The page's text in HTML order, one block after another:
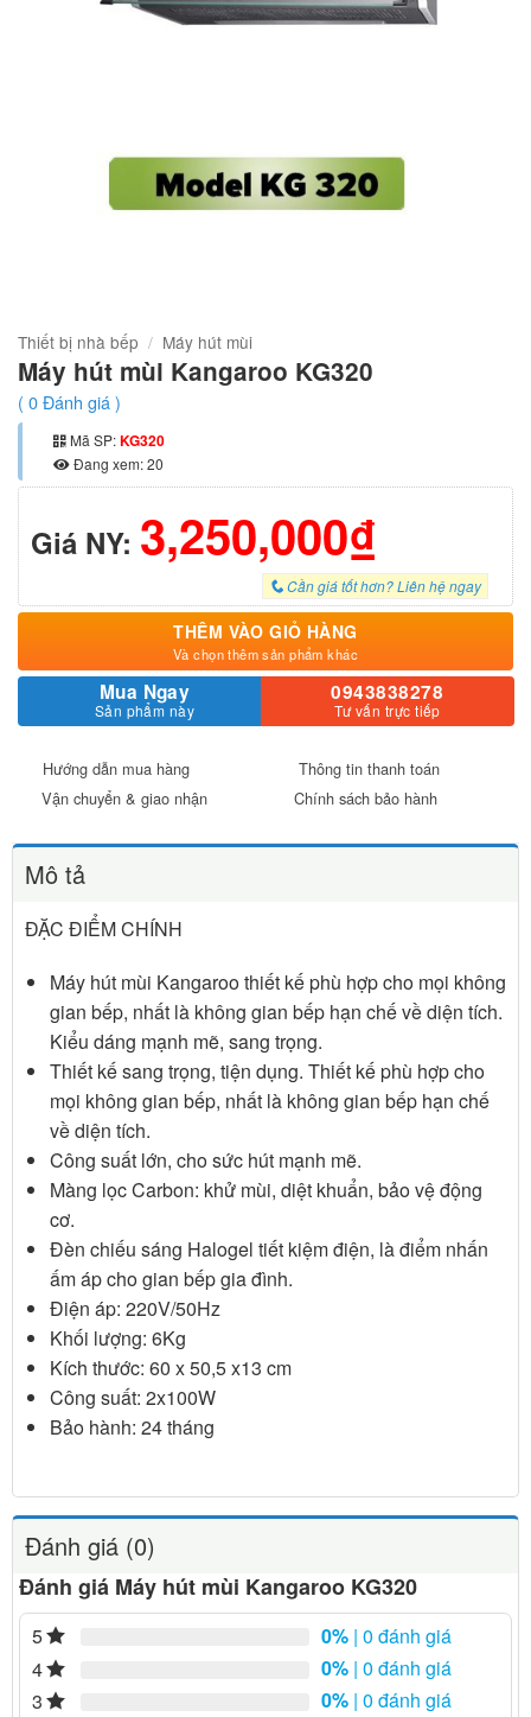
Thiết bị nhà bếp / Máy hút mùi
Máy hút mùi Kangaroo KG320
( 0Đánh giá )
Mã SP:KG320
Đang xem: 20
Giá NY: 3,250,000₫
Cần giá tốt hơn? Liên hệ ngay
THÊM VÀO GIỎ HÀNG
Và chọn thêm sản phẩm khác
Mua Ngay
Sản phẩm này
0943838278
Tư vấn trực tiếp
Hướng dẫn mua hàng
Thông tin thanh toán
Vận chuyển & giao nhận
Chính sách bảo hành
Mô tả
ĐẶC ĐIỂM CHÍNH
Máy hút mùi Kangaroo thiết kế phù hợp cho mọi không
gian bếp, nhất là không gian bếp hạn chế về diện tích.
Kiểu dáng mạnh mẽ, sang trọng.
Thiết kế sang trọng, tiện dụng. Thiết kế phù hợp cho
mọi không gian bếp, nhất là không gian bếp hạn chế
về diện tích.
Công suất lớn, cho sức hút mạnh mẽ.
Màng lọc Carbon: khử mùi, diệt khuẩn, bảo vệ động
cơ.
Đèn chiếu sáng Halogel tiết kiệm điện, là điểm nhấn
ấm áp cho gian bếp gia đình.
Điện áp: 220V/50Hz
Khối lượng: 6Kg
Kích thước: 60 x 50,5 x13 cm
Công suất: 2x100W
Bảo hành: 24 tháng
Đánh giá (0)
Đánh giá Máy hút mùi Kangaroo KG320
5 0% | 0 đánh giá
4
0% | 0 đánh giá
3
0% | 0 đánh giá